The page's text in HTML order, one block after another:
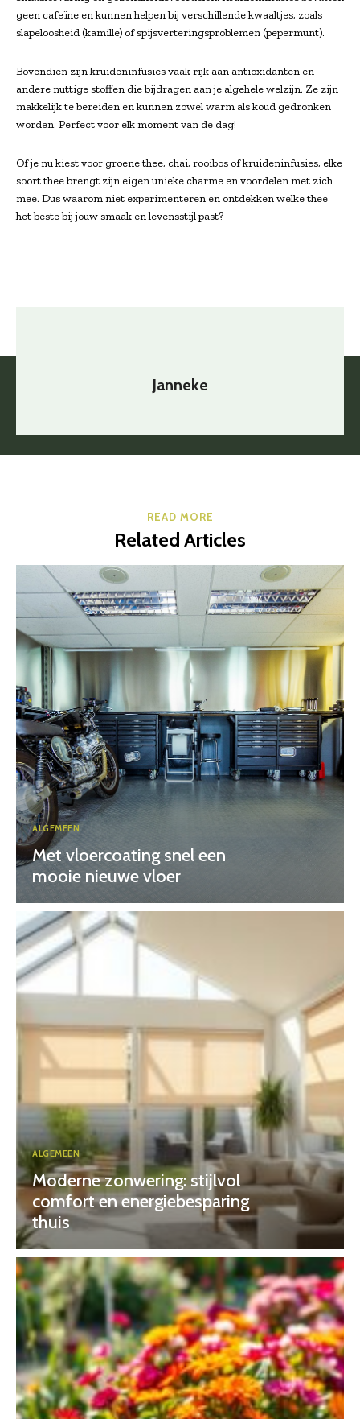
geen cafeïne en kunnen helpen bij verschillende kwaaltjes, zoals
slapeloosheid (kamille) of spijsverteringsproblemen (pepermunt).
Bovendien zijn kruideninfusies vaak rijk aan antioxidanten en
andere nuttige stoffen die bijdragen aan je algehele welzijn. Ze zijn
makkelijk te bereiden en kunnen zowel warm als koud gedronken
worden. Perfect voor elk moment van de dag!
Of je nu kiest voor groene thee, chai, rooibos of kruideninfusies, elke
soort thee brengt zijn eigen unieke charme en voordelen met zich
mee. Dus waarom niet experimenteren en ontdekken welke thee
het beste bij jouw smaak en levensstijl past?
Janneke
READ MORE
Related Articles
ALGEMEEN
Met vloercoating snel een
mooie nieuwe vloer
ALGEMEEN
Moderne zonwering: stijlvol
comfort en energiebesparing
thuis